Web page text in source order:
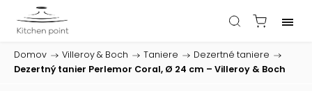
Domov / Villeroy & Boch / Taniere / Dezertné taniere /
Dezertný tanier Perlemor Coral, Ø 24 cm – Villeroy & Boch